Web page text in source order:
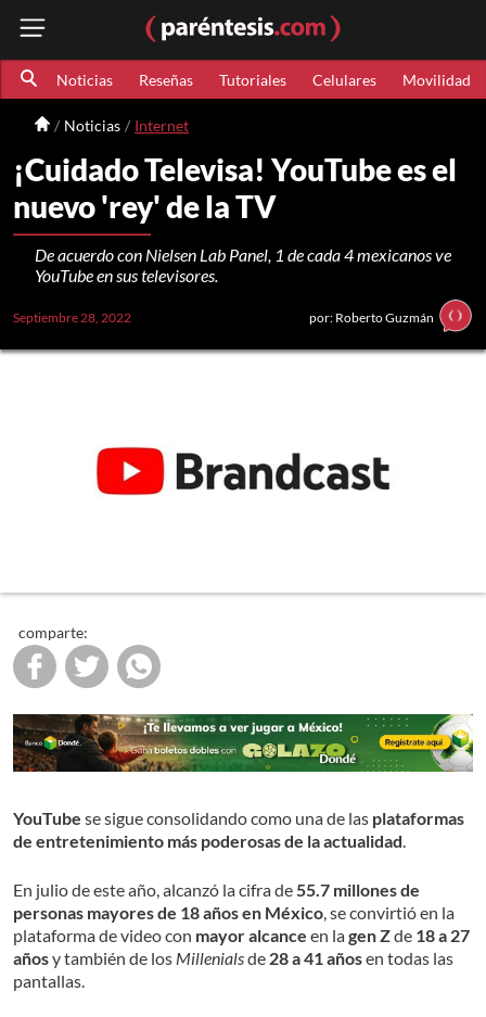
Noticias Reseñas Tutoriales Celulares Movilidad
Noticias Internet
¡Cuidado Televisa! YouTube es el
nuevo 'rey' de la TV
De acuerdo con Nielsen Lab Panel, 1 de cada 4 mexicanos ve
YouTube en sus televisores.
Septiembre 28, 2022 por: Roberto Guzmán
comparte:
YouTube se sigue consolidando como una de las plataformas
de entretenimiento más poderosas de la actualidad
En julio de este año, alcanzó la cifra de 55.7 millones de
personas mayores de 18 años en México , se convirtió en la
plataforma de video con mayor alcance en lagen Zde 18 a 27
añosy también de los Millenialsde 28 a 41 añosen todas las
pantallas.